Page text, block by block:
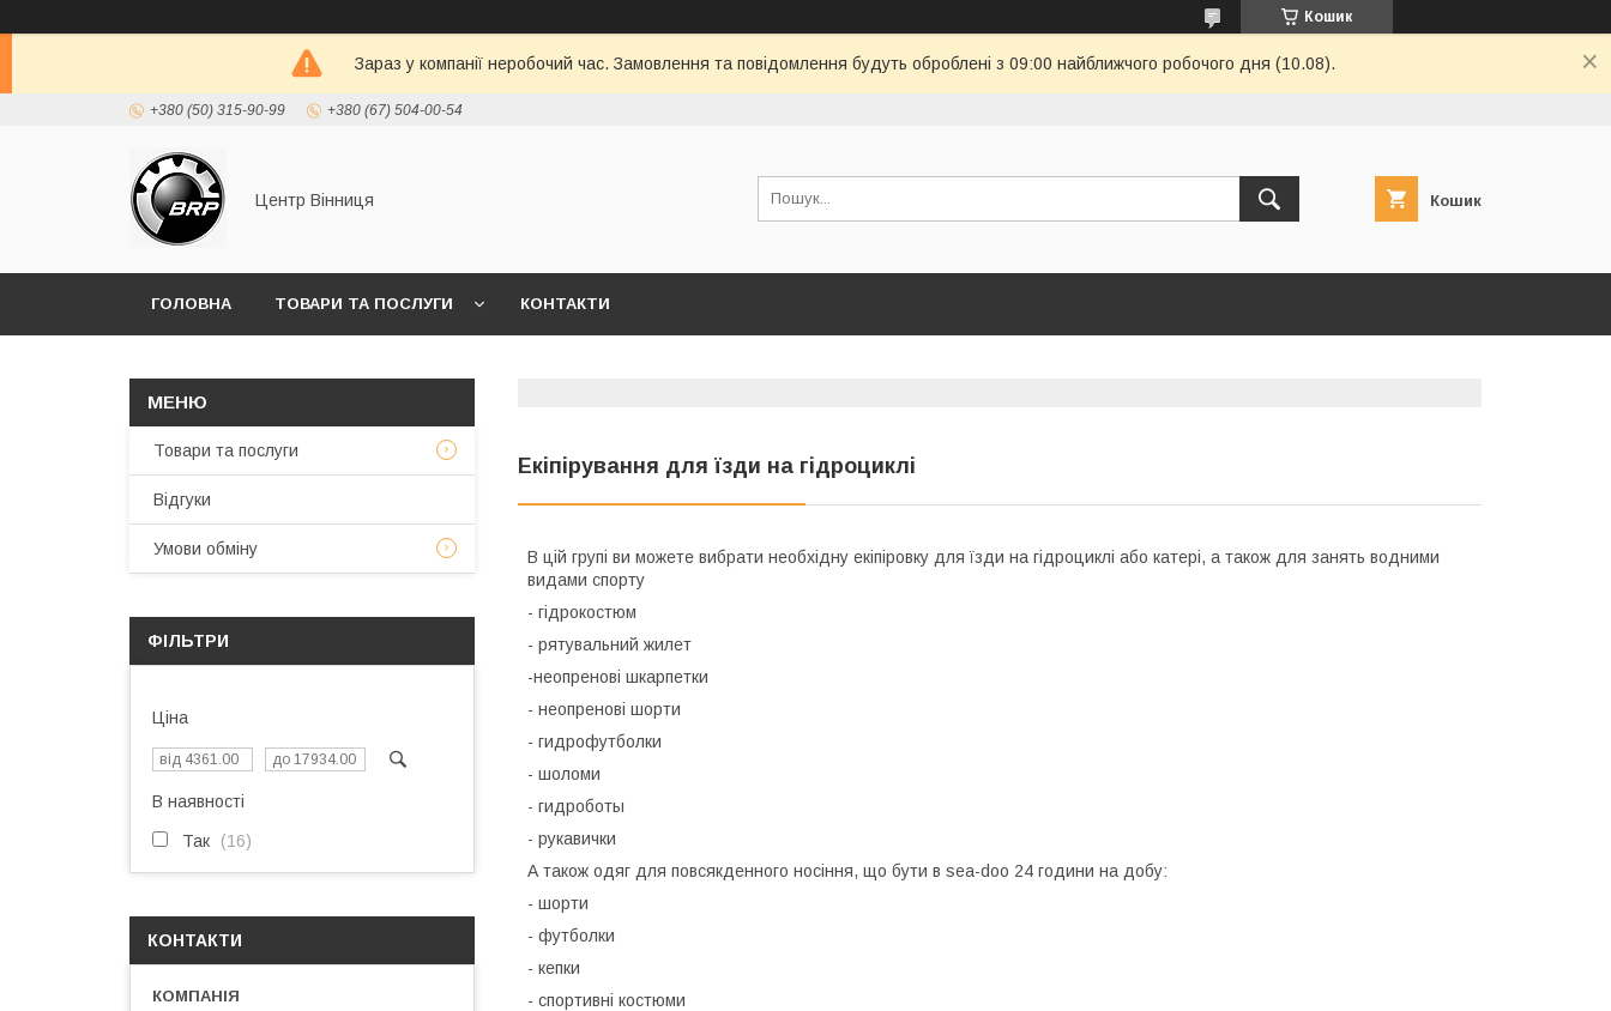
Кошик
Зараз у компанії неробочий час. Замовлення та повідомлення будуть оброблені з 09:00 найближчого робочого дня (10.08).
+380 (50) 315-90-99 +380 (67) 504-00-54
Центр Вінниця Кошик
ГОЛОВНА ТОВАРИ ТА ПОСЛУГИ КОНТАКТИ
Екіпірування для їзди на гідроциклі
В цій групі ви можете вибрати необхідну екіпіровку для їзди на гідроциклі або катері, а також для занять водними
видами спорту
- гідрокостюм
- рятувальний жилет
-неопренові шкарпетки
- неопренові шорти
- гидрофутболки
- шоломи
- гидроботы
- рукавички
А також одяг для повсякденного носіння, що бути в sea-doo 24 години на добу:
- шорти
- футболки
- кепки
- спортивні костюми
Товари та послуги
Відгуки
Умови обміну
ФІЛЬТРИ
Ціна
В наявності
Так 16
КОНТАКТИ